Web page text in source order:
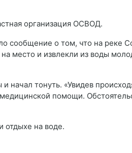
организация ОСВОД.
сообщение о том, что на реке
место и извлекли из воды
начал тонуть. «Увидев
помощи.
отдыхе на воде.